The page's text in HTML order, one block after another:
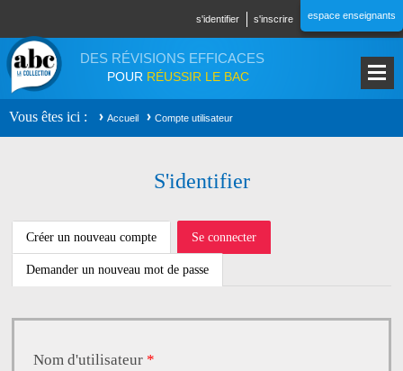
s'identifier s'inscrire espace enseignants
DES RÉVISIONS EFFICACES
POUR RÉUSSIR LE BAC
Vous êtes ici Accueil Compte utilisateur
S'identifier
Créer un nouveau compte Se connecter
actif)
Demander un nouveau mot de passe
Nom d'utilisateur *